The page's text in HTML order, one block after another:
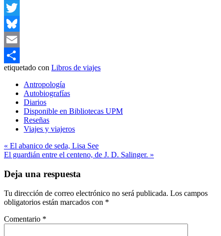
Facebook
Twitter
Bluesky
Email
Compartir
etiquetado con Libros de viajes
Antropología
Autobiografías
Diarios
Disponible en Bibliotecas UPM
Reseñas
Viajes y viajeros
Navegación
de
entradas
« El abanico de seda, Lisa See
El guardián entre el centeno, de J. D. Salinger. »
Deja una respuesta
Tu dirección de correo electrónico no será publicada. Los campos
obligatorios están marcados con *
Comentario *